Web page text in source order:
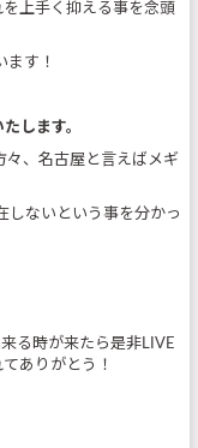
上手く抑える事を念頭
ます！
します。
々、名古屋と言えばメギ
しないという事を分かっ
る時が来たら是非LIVE
ありがとう！